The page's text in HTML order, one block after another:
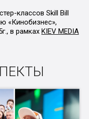
классов Skill Bill
«Кинобизнес»,
в рамках KIEV MEDIA